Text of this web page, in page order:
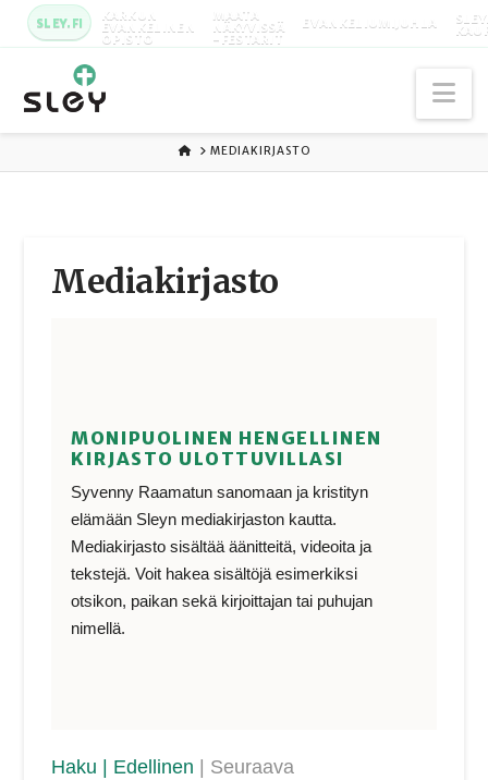
SLEY.FI KARKUN
EVANKELINEN
OPISTO
MAATA
NÄKYVISSÄ
-FESTARIT
EVANKELIUMIJUHLA
ETUSIVU
MEDIAKIRJASTO
Media­kirjasto
MONIPUOLINEN HENGELLINEN
KIRJASTO ULOTTUVILLASI
Syvenny Raamatun sanomaan ja kristityn
elämään Sleyn mediakirjaston kautta.
Mediakirjasto sisältää äänitteitä, videoita ja
tekstejä. Voit hakea sisältöjä esimerkiksi
otsikon, paikan sekä kirjoittajan tai puhujan
nimellä.
Haku | Edellinen | Seuraava